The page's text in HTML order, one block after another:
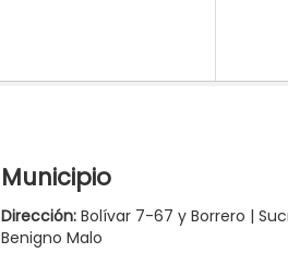
Municipio
Dirección: Bolívar 7-67 y Borrero |
Benigno Malo